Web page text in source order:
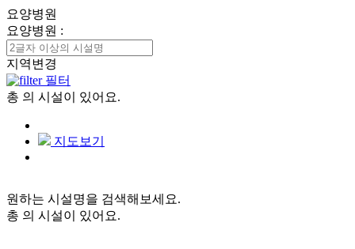
요양병원
요양병원 :
지역변경
필터
총 의 시설이 있어요.
지도보기
원하는 시설명을 검색해보세요.
총 의 시설이 있어요.